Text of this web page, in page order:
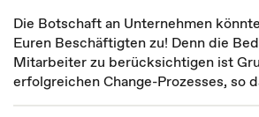
Die Botschaft an Unternehmen
Euren Beschäftigten zu! Denn die
Mitarbeiter zu berücksichtigen ist
erfolgreichen Change-Prozesses, so